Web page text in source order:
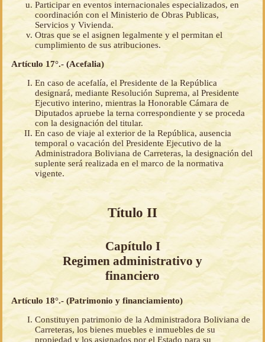
Participar en eventos internacionales especializados, en
coordinación con el Ministerio de Obras Publicas,
Servicios y Vivienda.
Otras que se el asignen legalmente y el permitan el
cumplimiento de sus atribuciones.
Artículo 17°.- (Acefalia)
En caso de acefalía, el Presidente de la República
designará, mediante Resolución Suprema, al Presidente
Ejecutivo interino, mientras la Honorable Cámara de
Diputados apruebe la terna correspondiente y se proceda
con la designación del titular.
En caso de viaje al exterior de la República, ausencia
temporal o vacación del Presidente Ejecutivo de la
Administradora Boliviana de Carreteras, la designación del
suplente será realizada en el marco de la normativa
vigente.
Título II
Capítulo I
Regimen administrativo y
financiero
Artículo 18°.- (Patrimonio y financiamiento)
Constituyen patrimonio de la Administradora Boliviana de
Carreteras, los bienes muebles e inmuebles de su
propiedad y los asignados por el Estado para su